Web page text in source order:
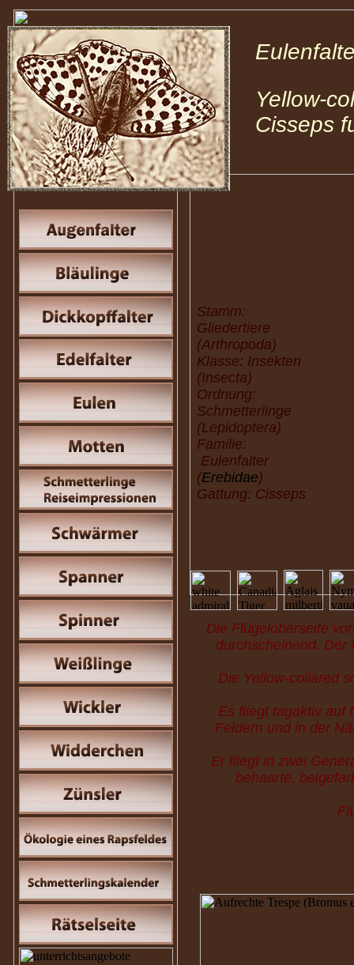
Yellow-
Cisseps
Stamm:
Gliedertiere
(Arthropoda)
Klasse: Insekten
(Insecta)
Ordnung:
Schmetterlinge
(Lepidoptera)
Familie:
Eulenfalter
(Erebidae)
Gattung: Cisseps
Die Flügeloberseite
durchscheinend. Der
Die Yellow-collared
Es fliegt tagaktiv auf
Feldern und in der
Er fliegt in zwei
behaarte,